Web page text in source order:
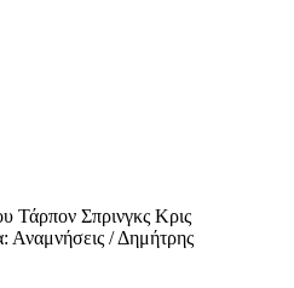
Τάρπον Σπρινγκς Κρις
Αναμνήσεις / Δημήτρης